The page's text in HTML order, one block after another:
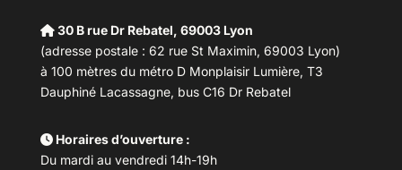
30 B rue Dr Rebatel, 69003 Lyon
(adresse postale : 62 rue St Maximin, 69003 Lyon)
à 100 mètres du métro D Monplaisir Lumière, T3
Dauphiné Lacassagne, bus C16 Dr Rebatel
Horaires d’ouverture :
Du mardi au vendredi 14h-19h